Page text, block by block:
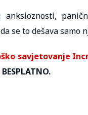
se to dešava samo
savjetovanje